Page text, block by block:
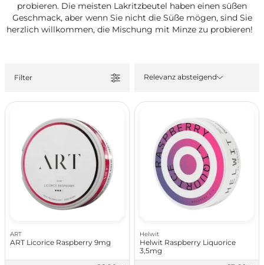
probieren. Die meisten Lakritzbeutel haben einen süßen
Geschmack, aber wenn Sie nicht die Süße mögen, sind Sie
herzlich willkommen, die Mischung mit Minze zu probieren!
Filter Relevanz absteigend
ART
ART Licorice Raspberry 9mg
Helwit
Helwit Raspberry Liquorice
3,5mg